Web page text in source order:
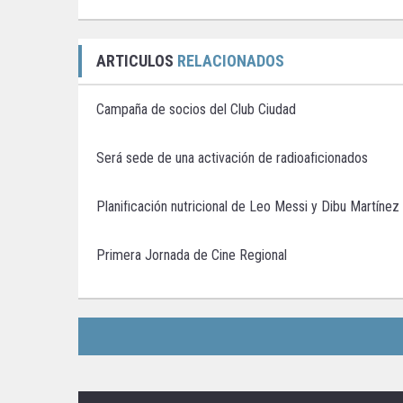
ARTICULOS RELACIONADOS
Campaña de socios del Club Ciudad
Será sede de una activación de radioaficionados
Planificación nutricional de Leo Messi y Dibu Martínez
Primera Jornada de Cine Regional